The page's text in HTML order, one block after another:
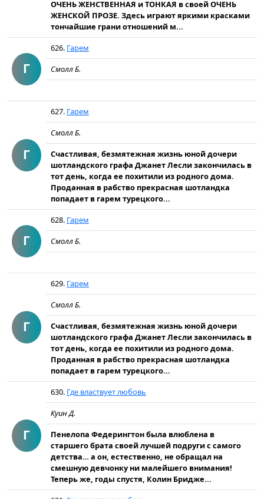
ОЧЕНЬ ЖЕНСТВЕННАЯ и ТОНКАЯ в своей ОЧЕНЬ
ЖЕНСКОЙ ПРОЗЕ. Здесь играют яркими красками
тончайшие грани отношений м...
Г
626. Гарем
Смолл Б.
Г
627. Гарем
Смолл Б.
Счастливая, безмятежная жизнь юной дочери
шотландского графа Джанет Лесли закончилась в
тот день, когда ее похитили из родного дома.
Проданная в рабство прекрасная шотландка
попадает в гарем турецкого...
Г
628. Гарем
Смолл Б.
Г
629. Гарем
Смолл Б.
Счастливая, безмятежная жизнь юной дочери
шотландского графа Джанет Лесли закончилась в
тот день, когда ее похитили из родного дома.
Проданная в рабство прекрасная шотландка
попадает в гарем турецкого...
Г
630. Где властвует любовь
Куин Д.
Пенелопа Федерингтон была влюблена в
старшего брата своей лучшей подруги с самого
детства… а он, естественно, не обращал на
смешную девчонку ни малейшего внимания!
Теперь же, годы спустя, Колин Бридже...